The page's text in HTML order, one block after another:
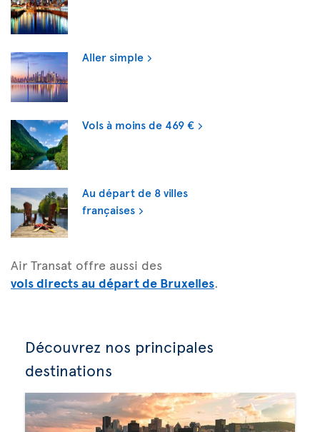
Aller simple
Vols à moins de 469 €
Au départ de 8 villes
françaises
Air Transat offre aussi des
vols directs au départ de Bruxelles.
Découvrez nos principales
destinations